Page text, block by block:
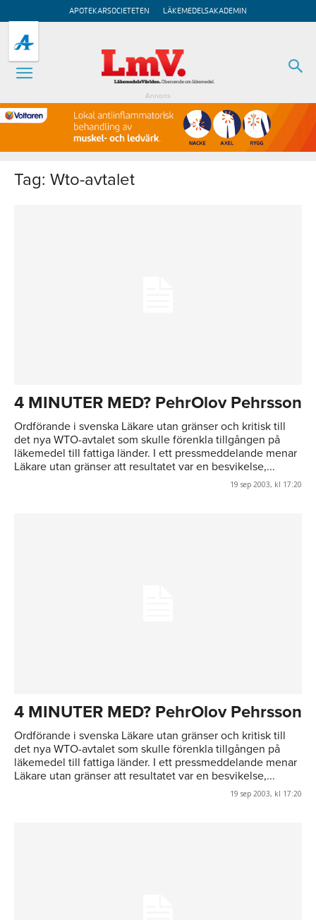
APOTEKARSOCIETETEN LÄKEMEDELSAKADEMIN
Annons
Tag: Wto-avtalet
4 MINUTER MED? PehrOlov Pehrsson
Ordförande i svenska Läkare utan gränser och kritisk till
det nya WTO-avtalet som skulle förenkla tillgången på
läkemedel till fattiga länder. I ett pressmeddelande menar
Läkare utan gränser att resultatet var en besvikelse,...
19 sep 2003, kl 17:20
4 MINUTER MED? PehrOlov Pehrsson
Ordförande i svenska Läkare utan gränser och kritisk till
det nya WTO-avtalet som skulle förenkla tillgången på
läkemedel till fattiga länder. I ett pressmeddelande menar
Läkare utan gränser att resultatet var en besvikelse,...
19 sep 2003, kl 17:20